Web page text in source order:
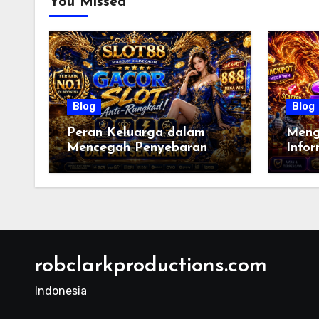
Blog
Peran Keluarga dalam
Mencegah Penyebaran
Informasi Palsu:
Membangun Literasi
Blog
Bijak
robclarkproductions.com
Indonesia